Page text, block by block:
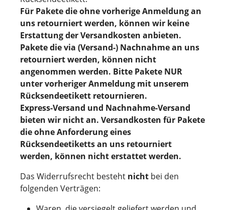
Für Pakete die ohne vorherige Anmeldung an
uns retourniert werden, können wir keine
Erstattung der Versandkosten anbieten.
Pakete die via (Versand-) Nachnahme an uns
retourniert werden, können nicht
angenommen werden. Bitte Pakete NUR
unter vorheriger Anmeldung mit unserem
Rücksendeetikett retournieren.
Express-Versand und Nachnahme-Versand
bieten wir nicht an. Versandkosten für Pakete
die ohne Anforderung eines
Rücksendeetiketts an uns retourniert
werden, können nicht erstattet werden.
Das Widerrufsrecht besteht nicht bei den
folgenden Verträgen: